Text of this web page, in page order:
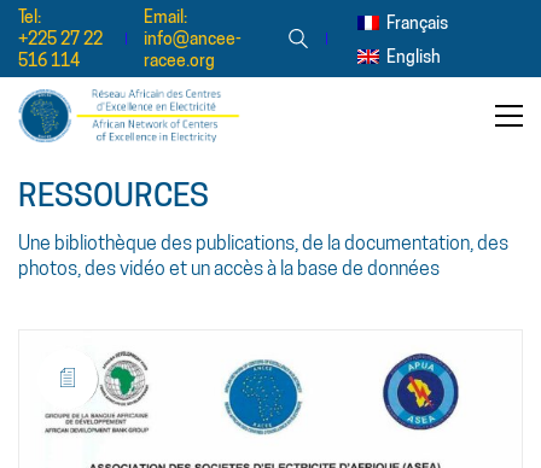
Tel:
+225 27 22
516 114
Email:
info@ancee-
racee.org
Français
English
RESSOURCES
Une bibliothèque des publications, de la documentation, des
photos, des vidéo et un accès à la base de données